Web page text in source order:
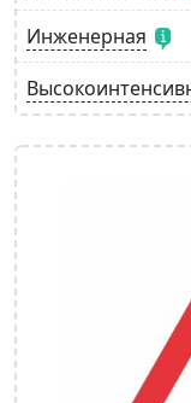
Инженерная